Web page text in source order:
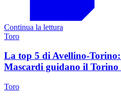
Continua la lettura
Toro
La top 5 di Avellino-
Mascardi guidano il Torino
Toro